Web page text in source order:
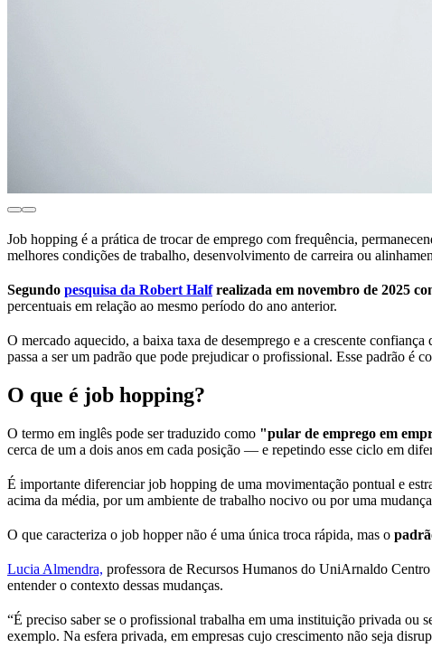
Job hopping é a prática de trocar de emprego com frequência,
melhores condições de trabalho, desenvolvimento de carreira ou
Segundo pesquisa da Robert Halfrealizada em novembro de 2025
percentuais em relação ao mesmo período do ano anterior.
O mercado aquecido, a baixa taxa de desemprego e a crescente
passa a ser um padrão que pode prejudicar o profissional. Esse padrão é
O que é job hopping?
O termo em inglês pode ser traduzido como "pular de emprego em
cerca de um a dois anos em cada posição — e repetindo esse ciclo em
É importante diferenciar job hopping de uma movimentação pontual e
acima da média, por um ambiente de trabalho nocivo ou por uma
O que caracteriza o job hopper não é uma única troca rápida, mas o
Lucia Almendra, professora de Recursos Humanos do UniArnaldo
entender o contexto dessas mudanças.
“É preciso saber se o profissional trabalha em uma instituição privada ou
exemplo. Na esfera privada, em empresas cujo crescimento não seja